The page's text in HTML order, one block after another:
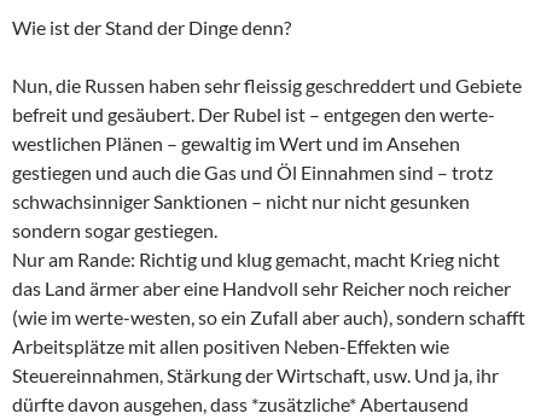
Wie ist der Stand der Dinge denn?
Nun, die Russen haben sehr fleissig geschreddert und Gebiete
befreit und gesäubert. Der Rubel ist – entgegen den werte-
westlichen Plänen – gewaltig im Wert und im Ansehen
gestiegen und auch die Gas und Öl Einnahmen sind – trotz
schwachsinniger Sanktionen – nicht nur nicht gesunken
sondern sogar gestiegen.
Nur am Rande: Richtig und klug gemacht, macht Krieg nicht
das Land ärmer aber eine Handvoll sehr Reicher noch reicher
(wie im werte-westen, so ein Zufall aber auch), sondern schafft
Arbeitsplätze mit allen positiven Neben-Effekten wie
Steuereinnahmen, Stärkung der Wirtschaft, usw. Und ja, ihr
dürfte davon ausgehen, dass *zusätzliche* Abertausend